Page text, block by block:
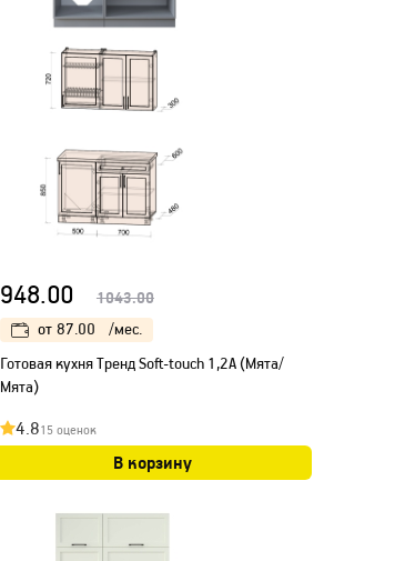
948.00 1043.00
от 87.00
/мес.
Готовая кухня Тренд Soft-touch 1,2А (Мята/
Мята)
4.815 оценок
В корзину